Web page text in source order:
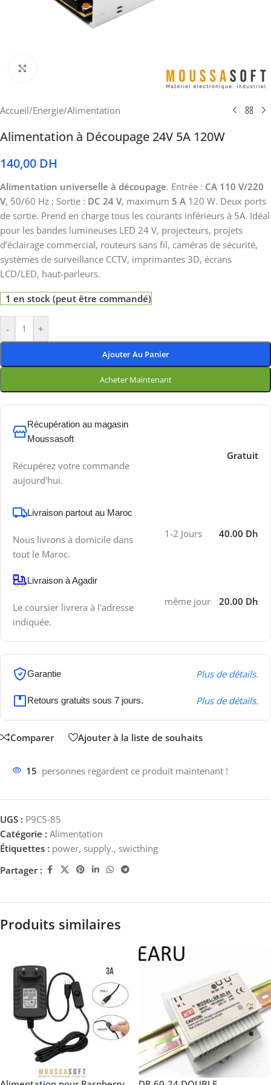
Accueil/Energie/Alimentation
Alimentation à Découpage 24V 5A 120W
140,00 DH
Alimentation universelle à découpage. Entrée : CA 110 V/220
V, 50/60 Hz ; Sortie : DC 24 V, maximum 5 A 120 W. Deux ports
de sortie. Prend en charge tous les courants inférieurs à 5A. Idéal
pour les bandes lumineuses LED 24 V, projecteurs, projets
d’éclairage commercial, routeurs sans fil, caméras de sécurité,
systèmes de surveillance CCTV, imprimantes 3D, écrans
LCD/LED, haut-parleurs.
1 en stock (peut être commandé)
- +
Ajouter Au Panier
Acheter Maintenant
Récupération au magasin
Moussasoft
Récupérez votre commande
aujourd'hui.
Gratuit
Livraison partout au Maroc
Nous livrons à domicile dans
tout le Maroc.
1-2 Jours 40.00 Dh
Livraison à Agadir
Le coursier livrera à l'adresse
indiquée.
même jour 20.00 Dh
Garantie Plus de détails.
Retours gratuits sous 7 jours. Plus de détails.
Comparer Ajouter à la liste de souhaits
15 personnes regardent ce produit maintenant !
UGS : P9C5-85
Catégorie : Alimentation
Étiquettes : power, supply., swicthing
Partager :
Produits similaires